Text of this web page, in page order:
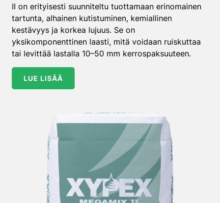
II on erityisesti suunniteltu tuottamaan erinomainen
tartunta, alhainen kutistuminen, kemiallinen
kestävyys ja korkea lujuus. Se on
yksikomponenttinen laasti, mitä voidaan ruiskuttaa
tai levittää lastalla 10–50 mm kerrospaksuuteen.
LUE LISÄÄ